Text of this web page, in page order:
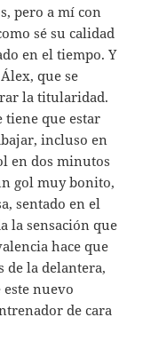
pero a mí con
sé su calidad
en el tiempo. Y
que se
la titularidad.
tiene que estar
incluso en
en dos minutos
gol muy bonito,
sentado en el
la sensación que
hace que
de la delantera,
nuevo
de cara